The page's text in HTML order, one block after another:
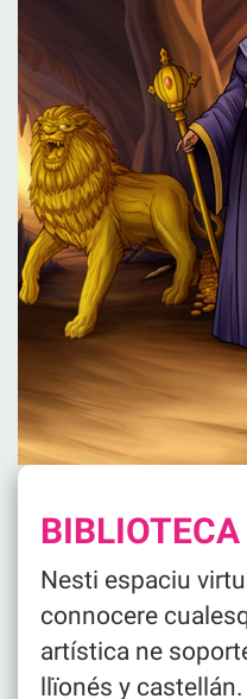
BIBLIOTECA
Nesti espaciu
connocere
artística ne
llïonés y